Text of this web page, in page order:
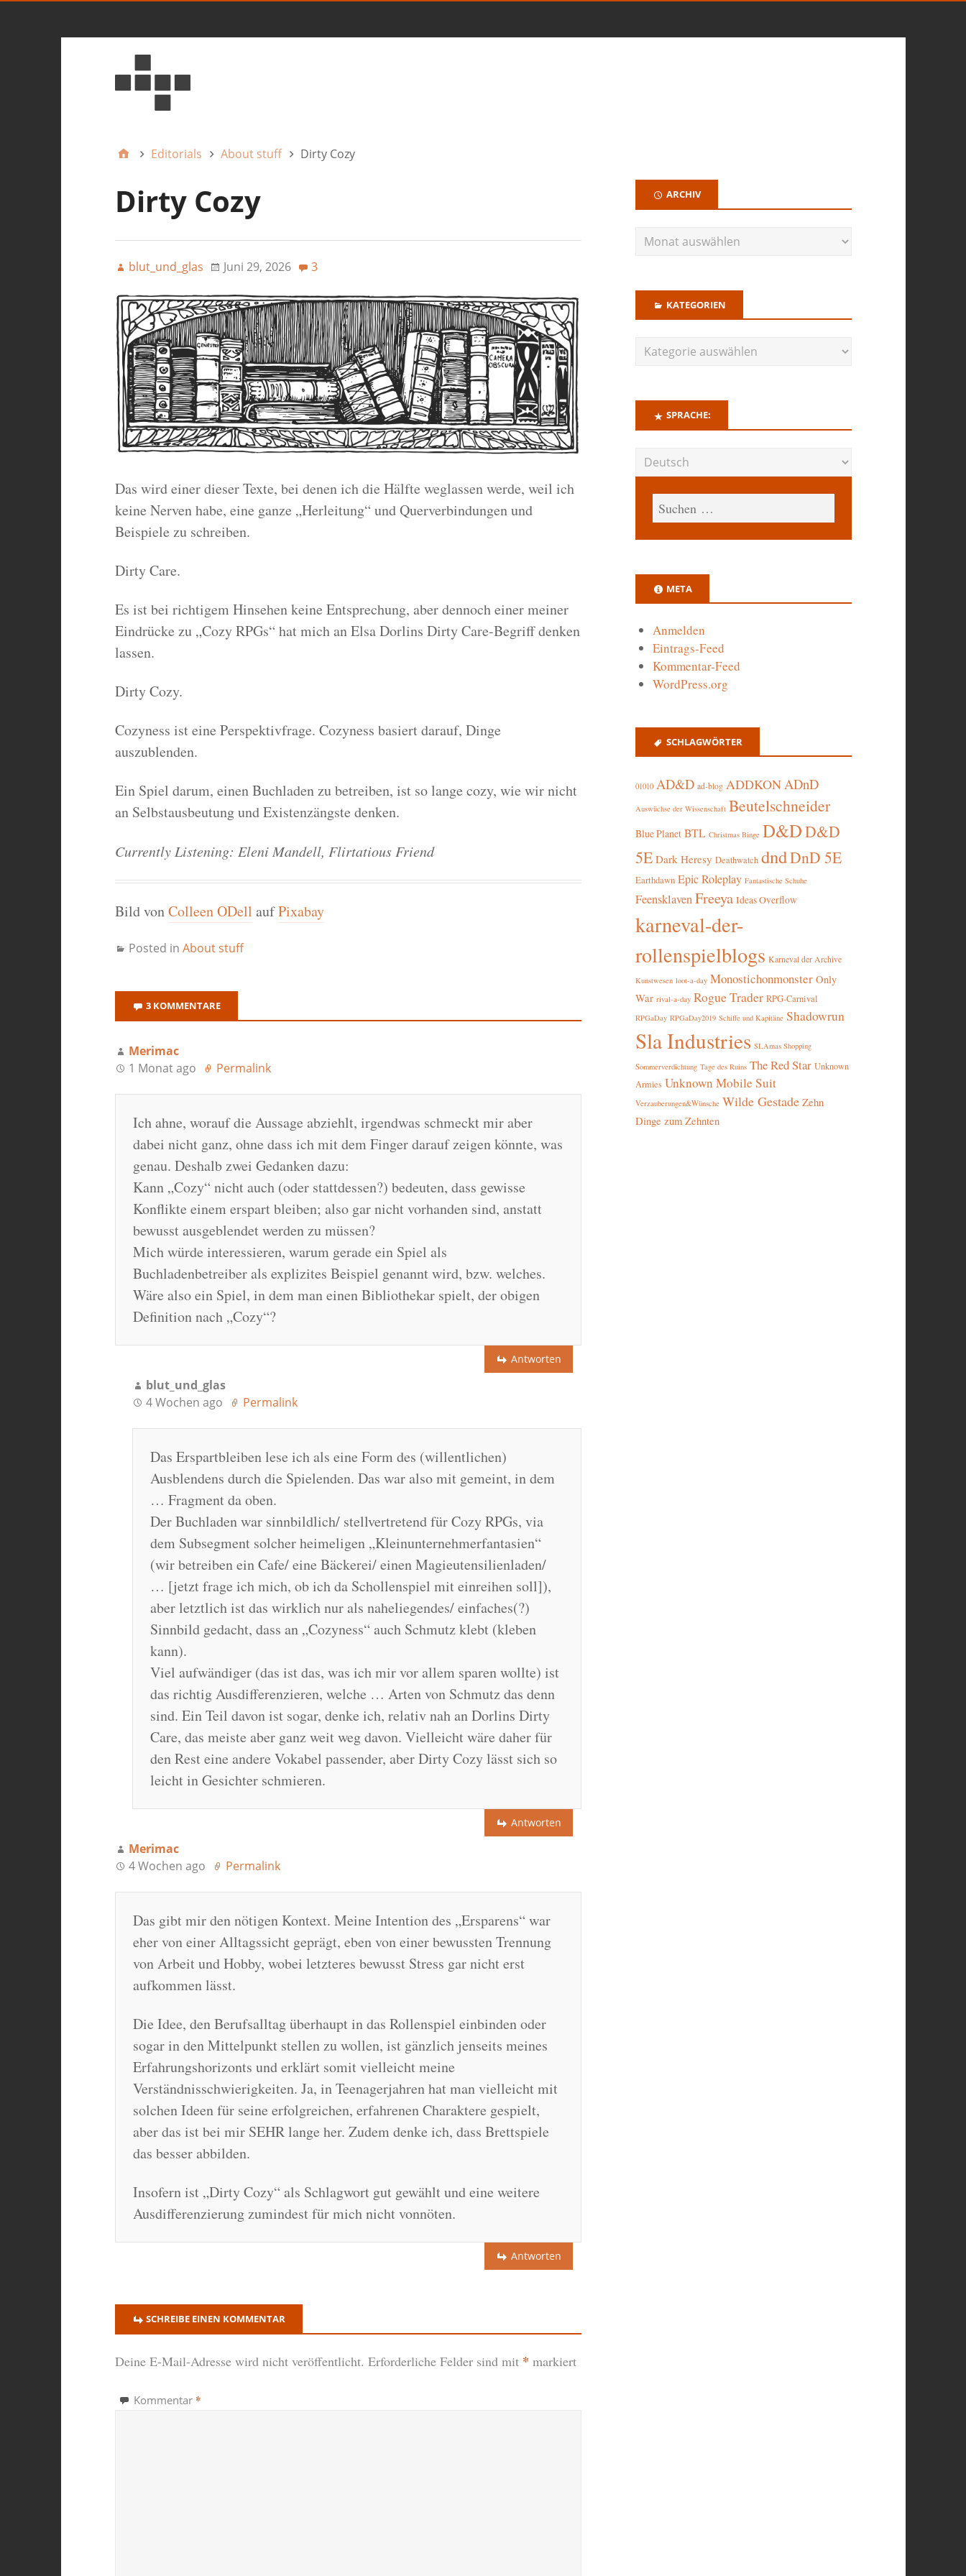
Editorials About stuff Dirty Cozy
Dirty Cozy
blut_und_glas Juni 29, 2026 3
Das wird einer dieser Texte, bei denen ich die Hälfte weglassen werde, weil ich
keine Nerven habe, eine ganze „Herleitung“ und Querverbindungen und
Beispiele zu schreiben.
Dirty Care.
Es ist bei richtigem Hinsehen keine Entsprechung, aber dennoch einer meiner
Eindrücke zu „Cozy RPGs“ hat mich an Elsa Dorlins Dirty Care-Begriff denken
lassen.
Dirty Cozy.
Cozyness ist eine Perspektivfrage. Cozyness basiert darauf, Dinge
auszublenden.
Ein Spiel darum, einen Buchladen zu betreiben, ist so lange cozy, wie wir nicht
an Selbstausbeutung und Existenzängste denken.
Currently Listening: Eleni Mandell, Flirtatious Friend
Bild vonColleen ODell aufPixabay
Posted in About stuff
3 KOMMENTARE
Merimac
1 Monat ago
Permalink
Ich ahne, worauf die Aussage abziehlt, irgendwas schmeckt mir aber
dabei nicht ganz, ohne dass ich mit dem Finger darauf zeigen könnte, was
genau. Deshalb zwei Gedanken dazu:
Kann „Cozy“ nicht auch (oder stattdessen?) bedeuten, dass gewisse
Konflikte einem erspart bleiben; also gar nicht vorhanden sind, anstatt
bewusst ausgeblendet werden zu müssen?
Mich würde interessieren, warum gerade ein Spiel als
Buchladenbetreiber als explizites Beispiel genannt wird, bzw. welches.
Wäre also ein Spiel, in dem man einen Bibliothekar spielt, der obigen
Definition nach „Cozy“?
Antworten
blut_und_glas
4 Wochen ago
Permalink
Das Erspartbleiben lese ich als eine Form des (willentlichen)
Ausblendens durch die Spielenden. Das war also mit gemeint, in dem
… Fragment da oben.
Der Buchladen war sinnbildlich/ stellvertretend für Cozy RPGs, via
dem Subsegment solcher heimeligen „Kleinunternehmerfantasien“
(wir betreiben ein Cafe/ eine Bäckerei/ einen Magieutensilienladen/
… [jetzt frage ich mich, ob ich da Schollenspiel mit einreihen soll]),
aber letztlich ist das wirklich nur als naheliegendes/ einfaches(?)
Sinnbild gedacht, dass an „Cozyness“ auch Schmutz klebt (kleben
kann).
Viel aufwändiger (das ist das, was ich mir vor allem sparen wollte) ist
das richtig Ausdifferenzieren, welche … Arten von Schmutz das denn
sind. Ein Teil davon ist sogar, denke ich, relativ nah an Dorlins Dirty
Care, das meiste aber ganz weit weg davon. Vielleicht wäre daher für
den Rest eine andere Vokabel passender, aber Dirty Cozy lässt sich so
leicht in Gesichter schmieren.
Antworten
Merimac
4 Wochen ago
Permalink
Das gibt mir den nötigen Kontext. Meine Intention des „Ersparens“ war
eher von einer Alltagssicht geprägt, eben von einer bewussten Trennung
von Arbeit und Hobby, wobei letzteres bewusst Stress gar nicht erst
aufkommen lässt.
Die Idee, den Berufsalltag überhaupt in das Rollenspiel einbinden oder
sogar in den Mittelpunkt stellen zu wollen, ist gänzlich jenseits meines
Erfahrungshorizonts und erklärt somit vielleicht meine
Verständnisschwierigkeiten. Ja, in Teenagerjahren hat man vielleicht mit
solchen Ideen für seine erfolgreichen, erfahrenen Charaktere gespielt,
aber das ist bei mir SEHR lange her. Zudem denke ich, dass Brettspiele
das besser abbilden.
Insofern ist „Dirty Cozy“ als Schlagwort gut gewählt und eine weitere
Ausdifferenzierung zumindest für mich nicht vonnöten.
Antworten
SCHREIBE EINEN KOMMENTAR
Deine E-Mail-Adresse wird nicht veröffentlicht. Erforderliche Felder sind mit * markiert
Kommentar *
ARCHIV
KATEGORIEN
SPRACHE:
META
Anmelden
Eintrags-Feed
Kommentar-Feed
WordPress.org
SCHLAGWÖRTER
01010 AD&D ad-blog ADDKONADnD
Auswüchse der Wissenschaft Beutelschneider
Blue Planet BTL Christmas Binge D&DD&D
5E Dark Heresy Deathwatch dndDnD 5E
Earthdawn Epic Roleplay Fantastische Schuhe
Feensklaven Freeya Ideas Overflow
karneval-der-
rollenspielblogs Karneval der Archive
Kunstwesen loot-a-day Monostichonmonster Only
War rival-a-day Rogue Trader RPG-Carnival
RPGaDay RPGaDay2019 Schiffe und Kapitäne Shadowrun
Sla Industries SLAmas Shopping
Sommerverdichtung Tage des Ruins The Red Star Unknown
Armies Unknown Mobile Suit
Verzauberungen&Wünsche Wilde Gestade Zehn
Dinge zum Zehnten